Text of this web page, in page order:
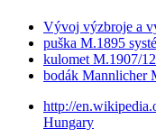
Vývoj výzbroje a
puška M.1895
kulomet M.1907/
bodák Mannlicher
http://
Hungary